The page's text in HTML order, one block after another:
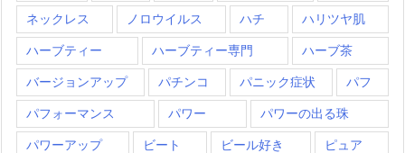
ネックレス ノロウイルス ハチ ハリツヤ肌
ハーブティー ハーブティー専門 ハーブ茶
バージョンアップ パチンコ パニック症状 パフ
パフォーマンス パワー パワーの出る珠
パワーアップ ビート ビール好き ピュア